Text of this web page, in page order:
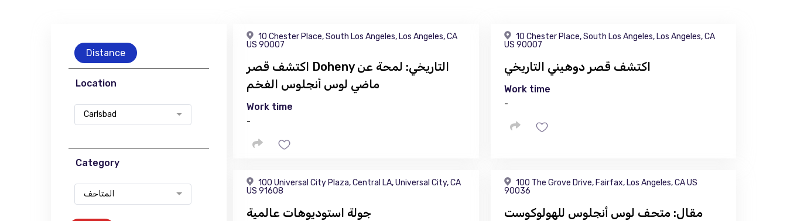
Distance
Location
Carlsbad
Category
المتاحف
10 Chester Place, South Los Angeles, Los Angeles, CA
US 90007
اكتشف قصر Doheny التاريخي: لمحة عن
ماضي لوس أنجلوس الفخم
Work time
-
10 Chester Place, South Los Angeles, Los Angeles, CA
US 90007
اكتشف قصر دوهيني التاريخي
Work time
-
100 Universal City Plaza, Central LA, Universal City, CA
US 91608
جولة استوديوهات عالمية
100 The Grove Drive, Fairfax, Los Angeles, CA US
90036
مقال: متحف لوس أنجلوس للهولوكوست